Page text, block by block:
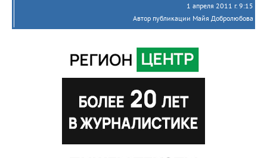
1 апреля 2011 г. 9:15
Автор публикации Майя Добролюбова